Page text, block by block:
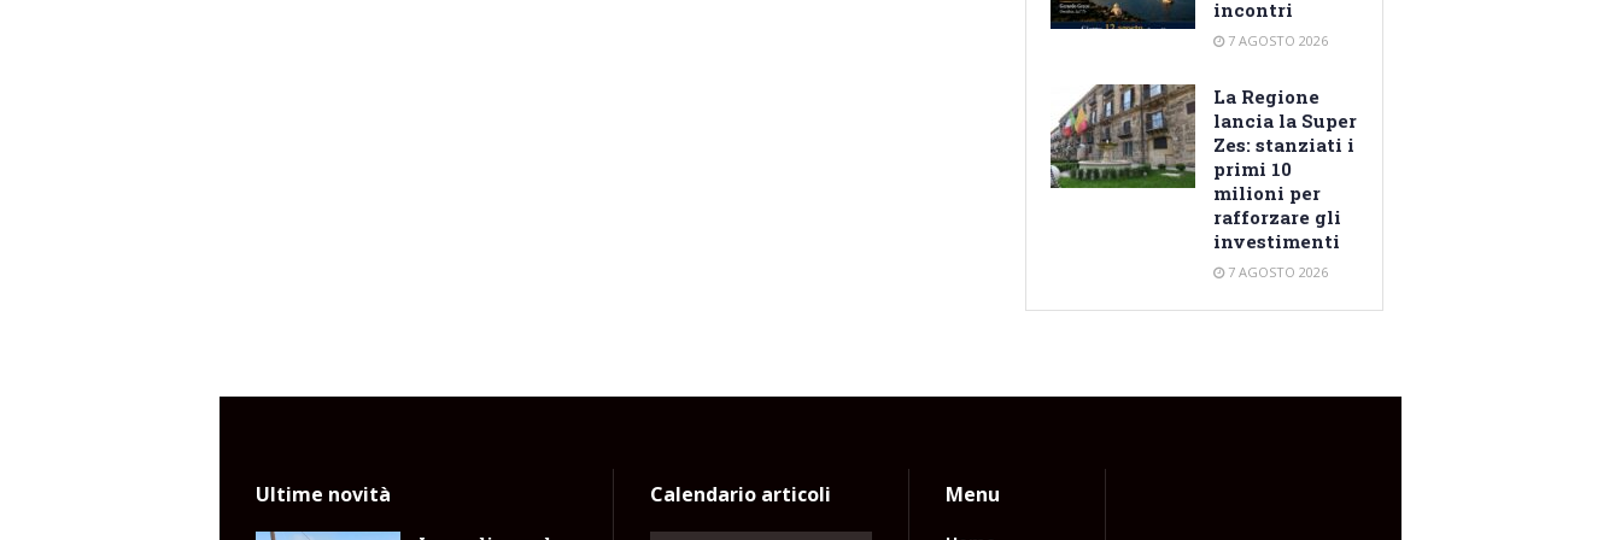
incontri
7 AGOSTO 2026
La Regione
lancia la Super
Zes: stanziati i
primi 10
milioni per
rafforzare gli
investimenti
7 AGOSTO 2026
Ultime novità Calendario articoli Menu